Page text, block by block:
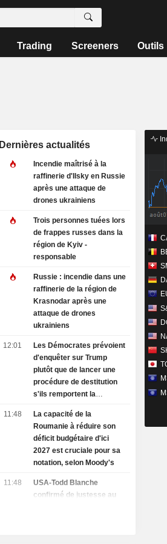
Trading Screeners Outils
Dernières actualités
Incendie maîtrisé à la
raffinerie d'Ilsky en Russie
après une attaque de
drones ukrainiens
Trois personnes tuées lors
de frappes russes dans la
région de Kyiv -
responsable
Russie : incendie dans une
raffinerie de la région de
Krasnodar après une
attaque de drones
ukrainiens
12:01
Les Démocrates prévoient
d'enquêter sur Trump
plutôt que de lancer une
procédure de destitution
s'ils remportent la
sources
11:48
La capacité de la
Roumanie à réduire son
déficit budgétaire d'ici
2027 est cruciale pour sa
notation, selon Moody's
11:48
USA-Todd Blanche
confirmé de justesse au